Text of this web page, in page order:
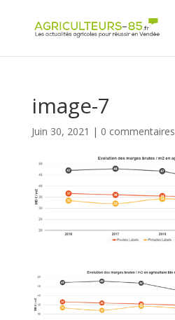
image-7
Juin 30, 2021 | 0 commentaires